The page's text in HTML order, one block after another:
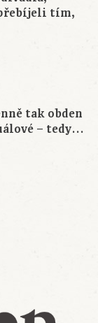
tím,
tak obden
– tedy…